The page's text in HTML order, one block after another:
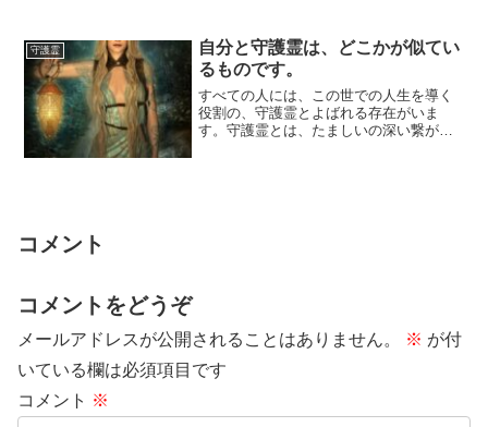
守護霊
自分と守護霊は、どこかが似てい
るものです。
すべての人には、この世での人生を導く
役割の、守護霊とよばれる存在がいま
す。守護霊とは、たましいの深い繋がり
コメント
コメントをどうぞ
メールアドレスが公開されることはありません。 ※ が付
いている欄は必須項目です
コメント ※